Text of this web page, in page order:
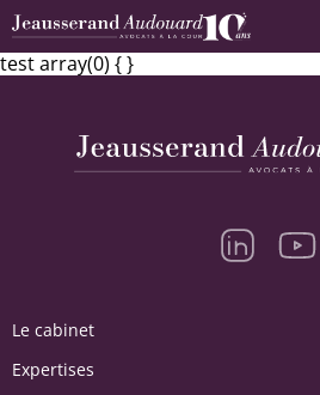
test array(0) { }
Le cabinet
Expertises